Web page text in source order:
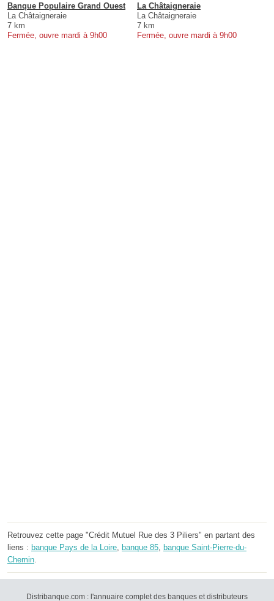
Banque Populaire Grand Ouest
La Châtaigneraie
7 km
Fermée, ouvre mardi à 9h00
La Châtaigneraie
La Châtaigneraie
7 km
Fermée, ouvre mardi à 9h00
Retrouvez cette page "Crédit Mutuel Rue des 3 Piliers" en partant des
liens : banque Pays de la Loire banque 85
banque Saint-Pierre-du-
Chemin
Distribanque.com : l'annuaire complet des banques et distributeurs